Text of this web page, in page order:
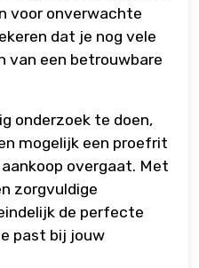
voor onverwachte
dat je nog vele
van een betrouwbare
onderzoek te doen,
mogelijk een proefrit
overgaat. Met
zorgvuldige
de perfecte
past bij jouw